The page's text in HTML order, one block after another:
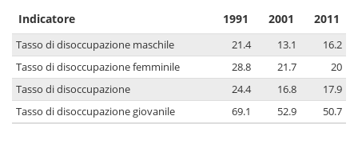
Indicatore 1991 2001 2011
Tasso di disoccupazione maschile 21.4 13.1
16.2
Tasso di disoccupazione femminile
28.8 21.7
20
Tasso di disoccupazione
24.4 16.8
17.9
Tasso di disoccupazione giovanile
69.1 52.9 50.7